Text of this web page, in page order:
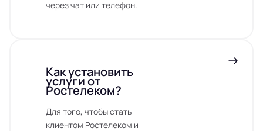
через чат или телефон.
Как установить
услуги от
Ростелеком?
Для того, чтобы стать
клиентом Ростелеком и